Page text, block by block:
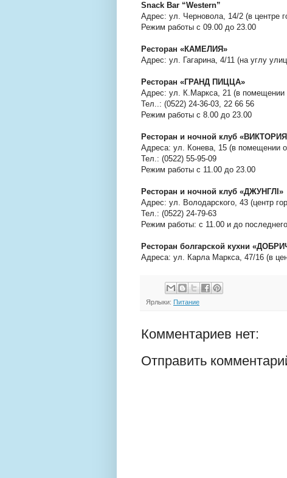
Snack Bar “Western”
Адрес: ул. Черновола, 14/2 (в центре
Режим работы с 09.00 до 23.00
Ресторан «КАМЕЛИЯ»
Адрес: ул. Гагарина, 4/11 (на углу
Ресторан «ГРАНД ПИЦЦА»
Адрес: ул. К.Маркса, 21 (в помещении
Тел..: (0522) 24-36-03, 22 66 56
Режим работы с 8.00 до 23.00
Ресторан и ночной клуб
Адреса: ул. Конева, 15 (в помещении
Тел.: (0522) 55-95-09
Режим работы с 11.00 до 23.00
Ресторан и ночной клуб «ДЖУНГЛІ»
Адрес: ул. Володарского, 43 (центр
Тел.: (0522) 24-79-63
Режим работы: с 11.00 и до
Ресторан болгарской кухни
Адреса: ул. Карла Маркса, 47/16 (в
Ярлыки: Питание
Комментариев нет:
Отправить